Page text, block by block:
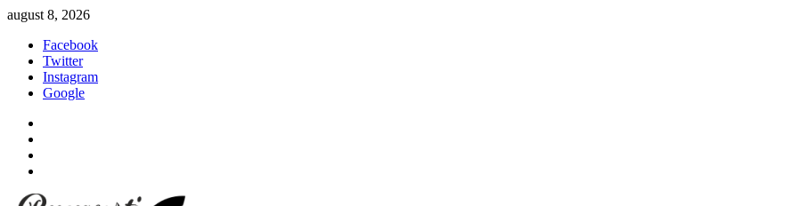
Sari
conținut
august 8, 2026
Facebook
Twitter
Instagram
Google